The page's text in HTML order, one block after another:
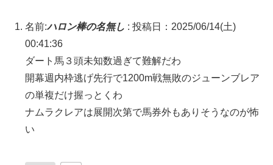
名前:ハロン棒の名無し : 投稿日：2025/06/14(土)
00:41:36
ダート馬３頭未知数過ぎて難解だわ
開幕週内枠逃げ先行で1200m戦無敗のジューンブレア
の単複だけ握っとくわ
ナムラクレアは展開次第で馬券外もありそうなのが怖
い